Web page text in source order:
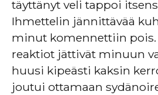
täyttänyt veli tappoi
Ihmettelin jännittävää
minut komennettiin
reaktiot jättivät minuun
huusi kipeästi kaksin
joutui ottamaan